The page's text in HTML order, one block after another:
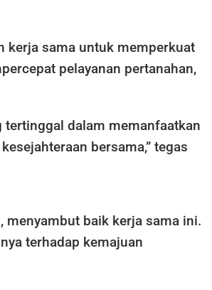
kerja sama untuk memperkuat
pelayanan pertanahan,
tertinggal dalam memanfaatkan
bersama,” tegas
menyambut baik kerja sama ini.
terhadap kemajuan